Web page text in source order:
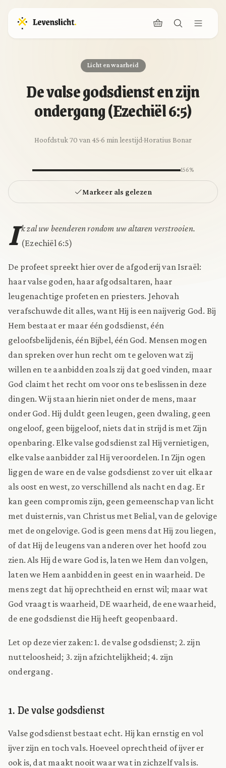
Licht en waarheid
De valse godsdienst en zijn
ondergang (Ezechiël 6:5)
Hoofdstuk 70 van 45·6 min leestijd·Horatius Bonar
156%
Markeer als gelezen
I k zal uw beenderen rondom uw altaren verstrooien.
(Ezechiël 6:5)
De profeet spreekt hier over de afgoderij van Israël:
haar valse goden, haar afgodsaltaren, haar
leugenachtige profeten en priesters. Jehovah
verafschuwde dit alles, want Hij is een naijverig God. Bij
Hem bestaat er maar één godsdienst, één
geloofsbelijdenis, één Bijbel, één God. Mensen mogen
dan spreken over hun recht om te geloven wat zij
willen en te aanbidden zoals zij dat goed vinden, maar
God claimt het recht om voor ons te beslissen in deze
dingen. Wij staan hierin niet onder de mens, maar
onder God. Hij duldt geen leugen, geen dwaling, geen
ongeloof, geen bijgeloof, niets dat in strijd is met Zijn
openbaring. Elke valse godsdienst zal Hij vernietigen,
elke valse aanbidder zal Hij veroordelen. In Zijn ogen
liggen de ware en de valse godsdienst zo ver uit elkaar
als oost en west, zo verschillend als nacht en dag. Er
kan geen compromis zijn, geen gemeenschap van licht
met duisternis, van Christus met Belial, van de gelovige
met de ongelovige. God is geen mens dat Hij zou liegen,
of dat Hij de leugens van anderen over het hoofd zou
zien. Als Hij de ware God is, laten we Hem dan volgen,
laten we Hem aanbidden in geest en in waarheid. De
mens zegt dat hij oprechtheid en ernst wil; maar wat
God vraagt is waarheid, DE waarheid, de ene waarheid,
de ene godsdienst die Hij heeft geopenbaard.
Let op deze vier zaken: 1. de valse godsdienst; 2. zijn
nutteloosheid; 3. zijn afzichtelijkheid; 4. zijn
ondergang.
1. De valse godsdienst
Valse godsdienst bestaat echt. Hij kan ernstig en vol
ijver zijn en toch vals. Hoeveel oprechtheid of ijver er
ook is, dat maakt nooit waar wat in zichzelf vals is.